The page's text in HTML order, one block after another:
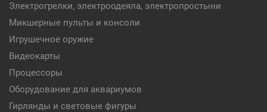
Электрогрелки, электроодеяла, электропростыни
Микшерные пульты и консоли
Игрушечное оружие
Видеокарты
Процессоры
Оборудование для аквариумов
Гирлянды и световые фигуры